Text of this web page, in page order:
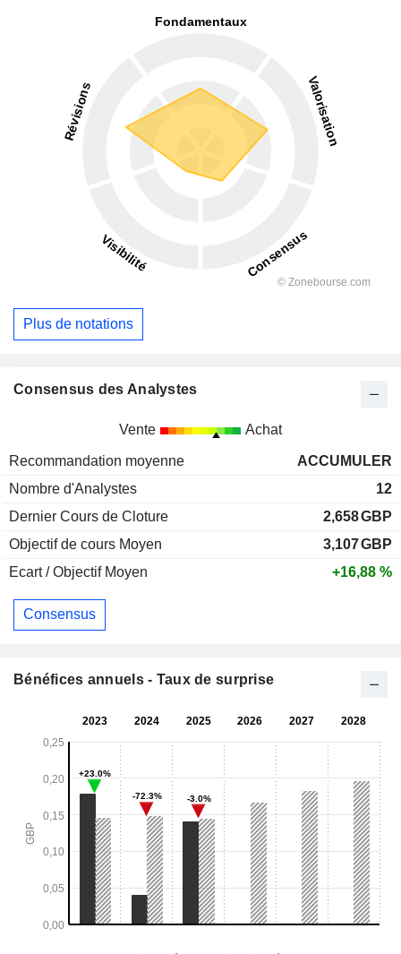
Plus de notations
Consensus des Analystes
Vente Achat
Recommandation moyenne
ACCUMULER
Nombre d'Analystes
12
Dernier Cours de Cloture
2,658GBP
Objectif de cours Moyen
3,107GBP
Ecart / Objectif Moyen
+16,88 %
Consensus
Bénéfices annuels - Taux de surprise